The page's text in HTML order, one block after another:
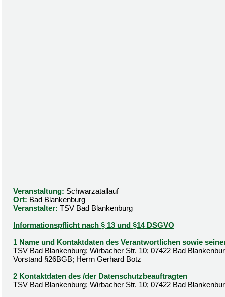
Veranstaltung: Schwarzatallauf
Ort: Bad Blankenburg
Veranstalter: TSV Bad Blankenburg
Informationspflicht nach § 13 und §14 DSGVO
1 Name und Kontaktdaten des Verantwortlichen sowie
TSV Bad Blankenburg; Wirbacher Str. 10; 07422 Bad
Vorstand §26BGB; Herrn Gerhard Botz
2 Kontaktdaten des /der Datenschutzbeauftragten
TSV Bad Blankenburg; Wirbacher Str. 10; 07422 Bad